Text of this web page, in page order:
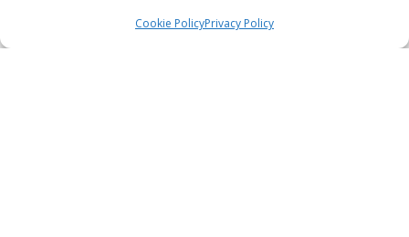
Cookie PolicyPrivacy Policy